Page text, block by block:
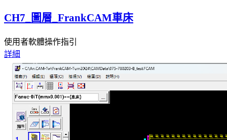
CH7_圖層_FrankCAM車床
使用者軟體操作指引
詳細